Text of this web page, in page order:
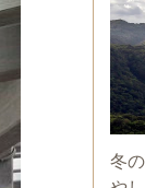
冬